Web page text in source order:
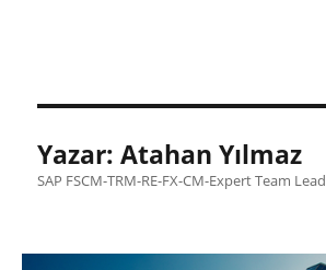
Yazar:Atahan Yılmaz
SAP FSCM-TRM-RE-FX-CM-Expert Team Lead